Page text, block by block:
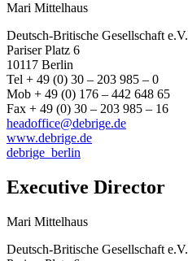
Mari Mittelhaus
Deutsch-Britische Gesellschaft e.V.
Pariser Platz 6
10117 Berlin
Tel + 49 (0) 30 – 203 985 – 0
Mob + 49 (0) 176 – 442 648 65
Fax + 49 (0) 30 – 203 985 – 16
headoffice@debrige.de
www.debrige.de
debrige_berlin
Executive Director
Mari Mittelhaus
Deutsch-Britische Gesellschaft e.V.